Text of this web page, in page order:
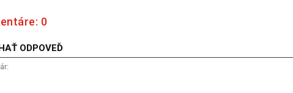
0
ODPOVEĎ